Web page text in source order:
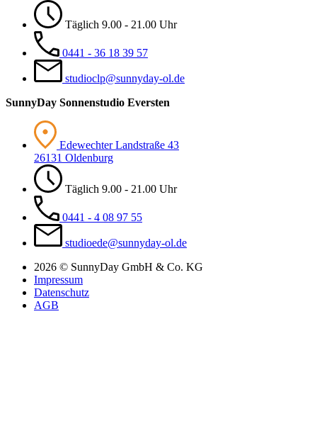
Täglich 9.00 - 21.00 Uhr
0441 - 36 18 39 57
studioclp@sunnyday-ol.de
SunnyDay Sonnenstudio Eversten
Edewechter Landstraße 43
26131 Oldenburg
Täglich 9.00 - 21.00 Uhr
0441 - 4 08 97 55
studioede@sunnyday-ol.de
2026 © SunnyDay GmbH & Co. KG
Impressum
Datenschutz
AGB